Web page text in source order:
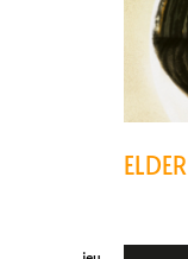
ELDER